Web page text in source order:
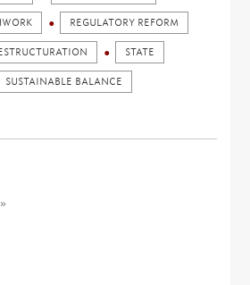
REGULATORY REFORM
STATE
SUSTAINABLE BALANCE
»